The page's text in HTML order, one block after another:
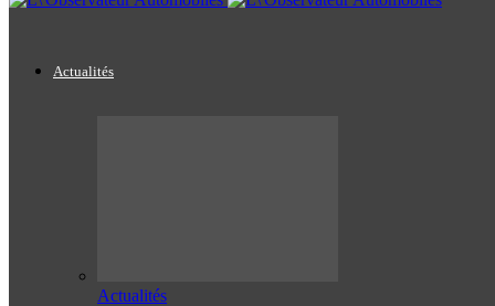
Actualités
Actualités